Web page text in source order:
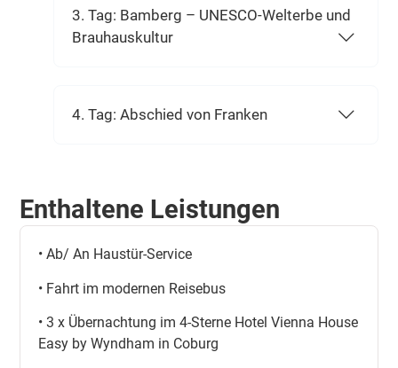
3. Tag: Bamberg – UNESCO-Welterbe und
Brauhauskultur
4. Tag: Abschied von Franken
Enthaltene Leistungen
• Ab/ An Haustür-Service
• Fahrt im modernen Reisebus
• 3 x Übernachtung im 4-Sterne Hotel Vienna House
Easy by Wyndham in Coburg